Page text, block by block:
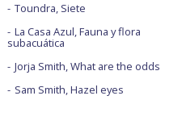
Toundra, Siete
La Casa Azul, Fauna y flora
subacuática
Jorja Smith, What are the odds
Sam Smith, Hazel eyes